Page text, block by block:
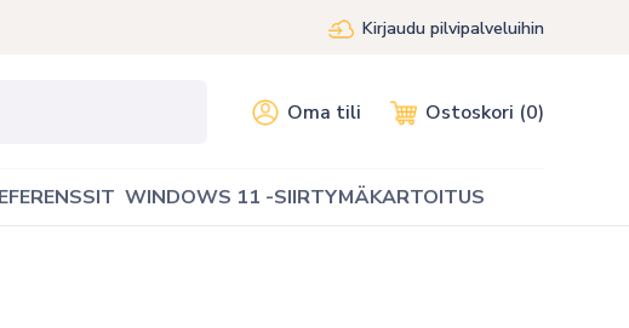
Kirjaudu pilvipalveluihin
Oma tili Ostoskori (0)
WINDOWS 11 -SIIRTYMÄKARTOITUS